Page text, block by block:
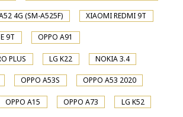
4G (SM-A525F) XIAOMI REDMI 9T
9T OPPO A91
PLUS LG K22 NOKIA 3.4
OPPO A53S OPPO A53 2020
OPPO A15 OPPO A73 LG K52